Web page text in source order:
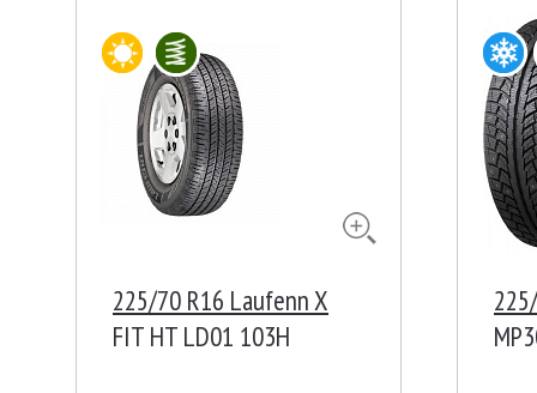
225/70 R16 Laufenn X
FIT HT LD01 103H